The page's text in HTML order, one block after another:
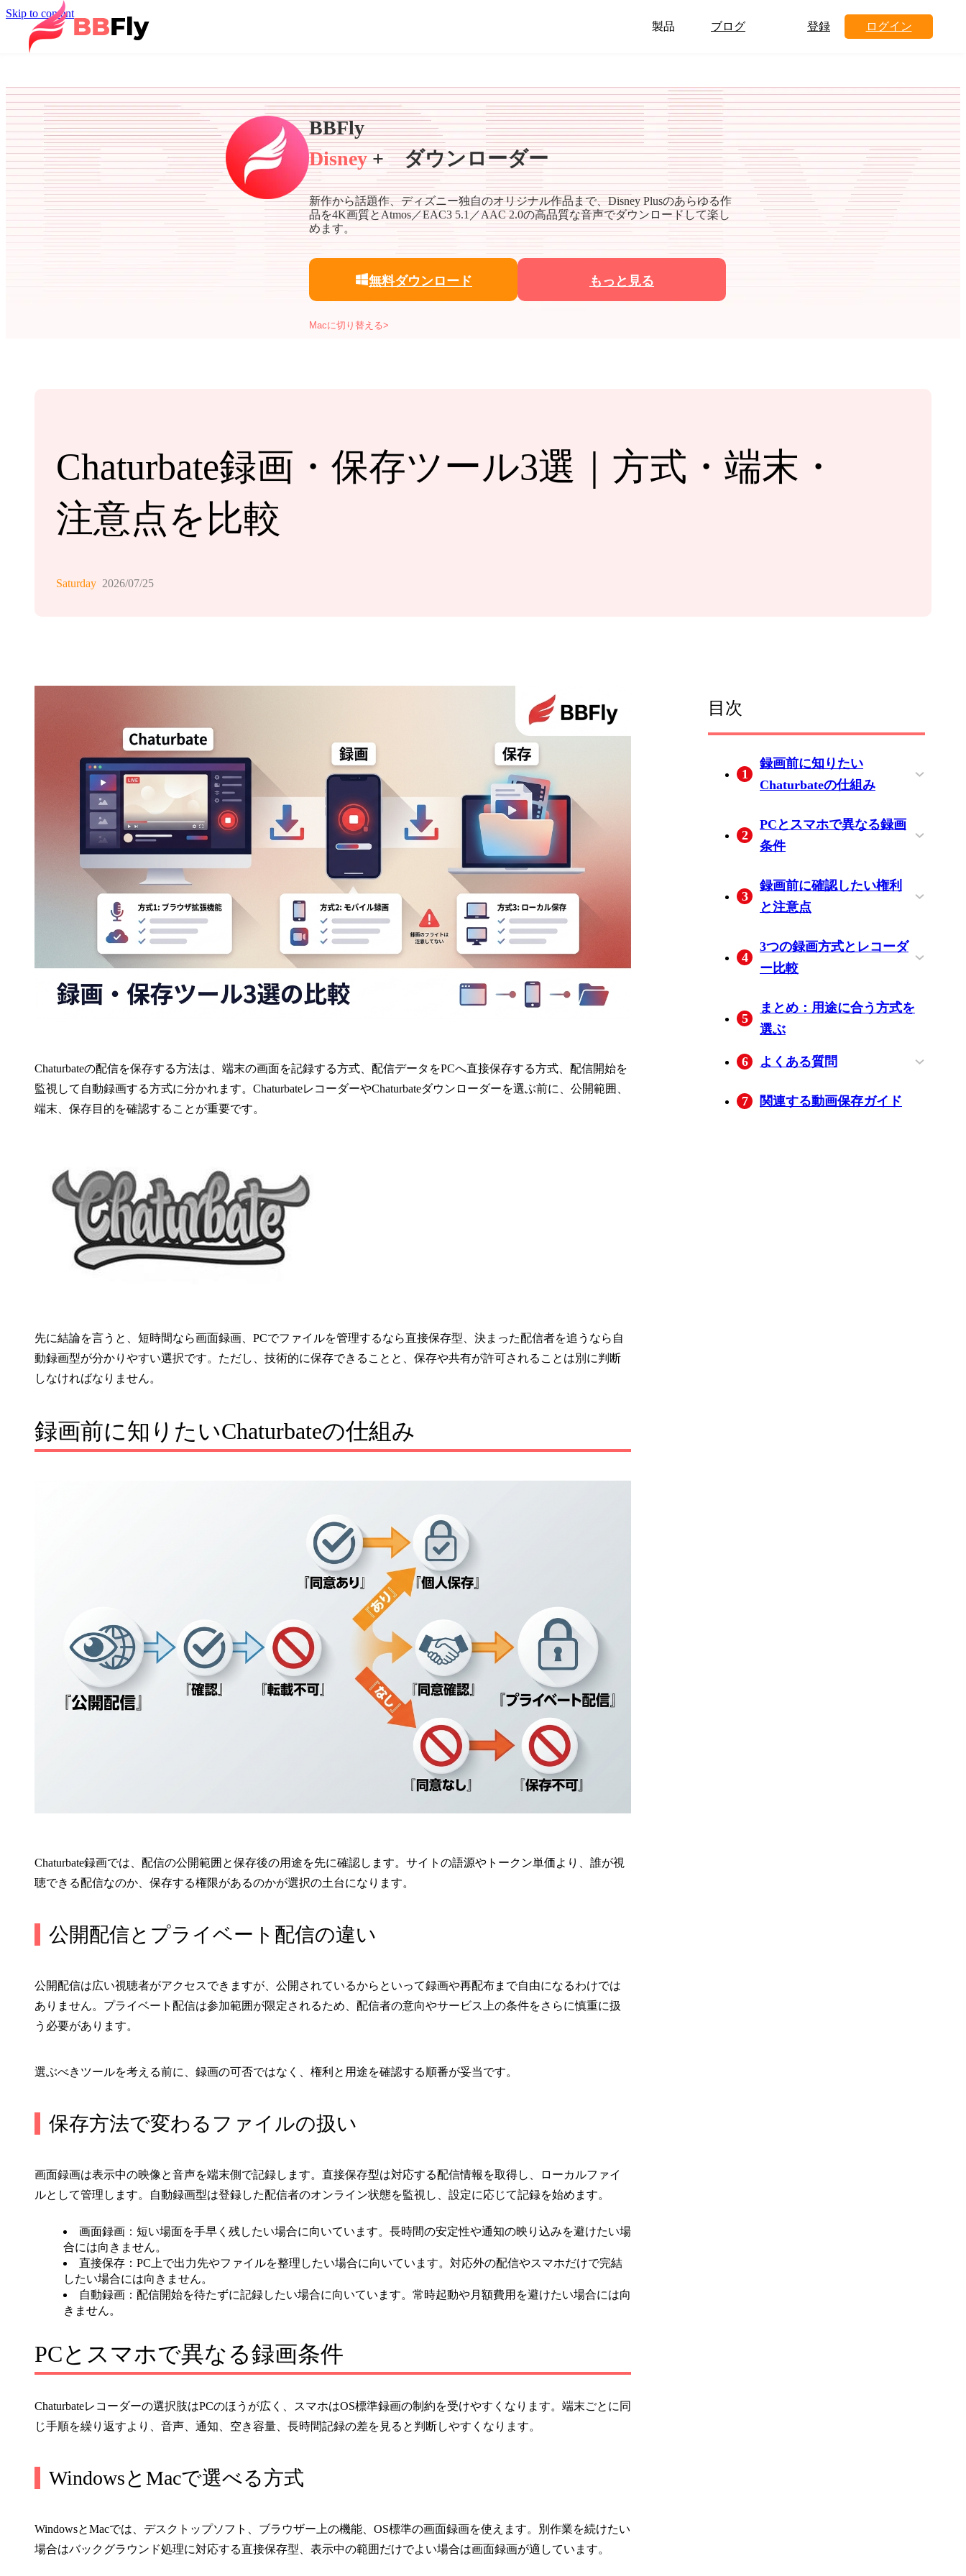
Skip to content
製品
ブログ 登録 ログイン
BBFly
Disney+ ダウンローダー
新作から話題作、ディズニー独自のオリジナル作品まで、Disney Plusのあらゆる作
品を4K画質とAtmos／EAC3 5.1／AAC 2.0の高品質な音声でダウンロードして楽し
めます。
無料ダウンロード もっと見る
Macに切り替える>
Chaturbate録画・保存ツール3選｜方式・端末・
注意点を比較
Saturday 2026/07/25
Chaturbateの配信を保存する方法は、端末の画面を記録する方式、配信データをPCへ直接保存する方式、配信開始を
監視して自動録画する方式に分かれます。ChaturbateレコーダーやChaturbateダウンローダーを選ぶ前に、公開範囲、
端末、保存目的を確認することが重要です。
先に結論を言うと、短時間なら画面録画、PCでファイルを管理するなら直接保存型、決まった配信者を追うなら自
動録画型が分かりやすい選択です。ただし、技術的に保存できることと、保存や共有が許可されることは別に判断
しなければなりません。
録画前に知りたいChaturbateの仕組み
Chaturbate録画では、配信の公開範囲と保存後の用途を先に確認します。サイトの語源やトークン単価より、誰が視
聴できる配信なのか、保存する権限があるのかが選択の土台になります。
公開配信とプライベート配信の違い
公開配信は広い視聴者がアクセスできますが、公開されているからといって録画や再配布まで自由になるわけでは
ありません。プライベート配信は参加範囲が限定されるため、配信者の意向やサービス上の条件をさらに慎重に扱
う必要があります。
選ぶべきツールを考える前に、録画の可否ではなく、権利と用途を確認する順番が妥当です。
保存方法で変わるファイルの扱い
画面録画は表示中の映像と音声を端末側で記録します。直接保存型は対応する配信情報を取得し、ローカルファイ
ルとして管理します。自動録画型は登録した配信者のオンライン状態を監視し、設定に応じて記録を始めます。
画面録画： 短い場面を手早く残したい場合に向いています。長時間の安定性や通知の映り込みを避けたい場
合には向きません。
直接保存： PC上で出力先やファイルを整理したい場合に向いています。対応外の配信やスマホだけで完結
したい場合には向きません。
自動録画： 配信開始を待たずに記録したい場合に向いています。常時起動や月額費用を避けたい場合には向
きません。
PCとスマホで異なる録画条件
Chaturbateレコーダーの選択肢はPCのほうが広く、スマホはOS標準録画の制約を受けやすくなります。端末ごとに同
じ手順を繰り返すより、音声、通知、空き容量、長時間記録の差を見ると判断しやすくなります。
WindowsとMacで選べる方式
WindowsとMacでは、デスクトップソフト、ブラウザー上の機能、OS標準の画面録画を使えます。別作業を続けたい
場合はバックグラウンド処理に対応する直接保存型、表示中の範囲だけでよい場合は画面録画が適しています。
目次
1
録画前に知りたい
Chaturbateの仕組み
2
PCとスマホで異なる録画
条件
式
3
録画前に確認したい権利
と注意点
載の境界
タの管理
4
3つの録画方式とレコーダ
ー比較
5
まとめ：用途に合う方式を
選ぶ
6 よくある質問
7 関連する動画保存ガイド